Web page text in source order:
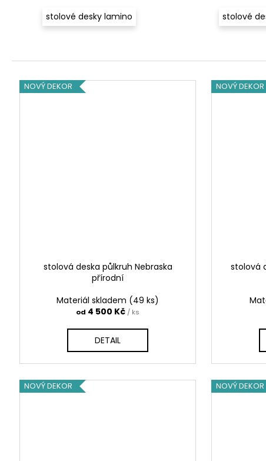
u
stolové desky lamino stolové
NOVÝ DEKOR
stolová deska půlkruh Nebraska
přírodní
Materiál skladem (49 ks)
od 4 500 Kč / ks
DETAIL
NOVÝ DEKOR
stolová
NOVÝ DEKOR NOVÝ DEKOR